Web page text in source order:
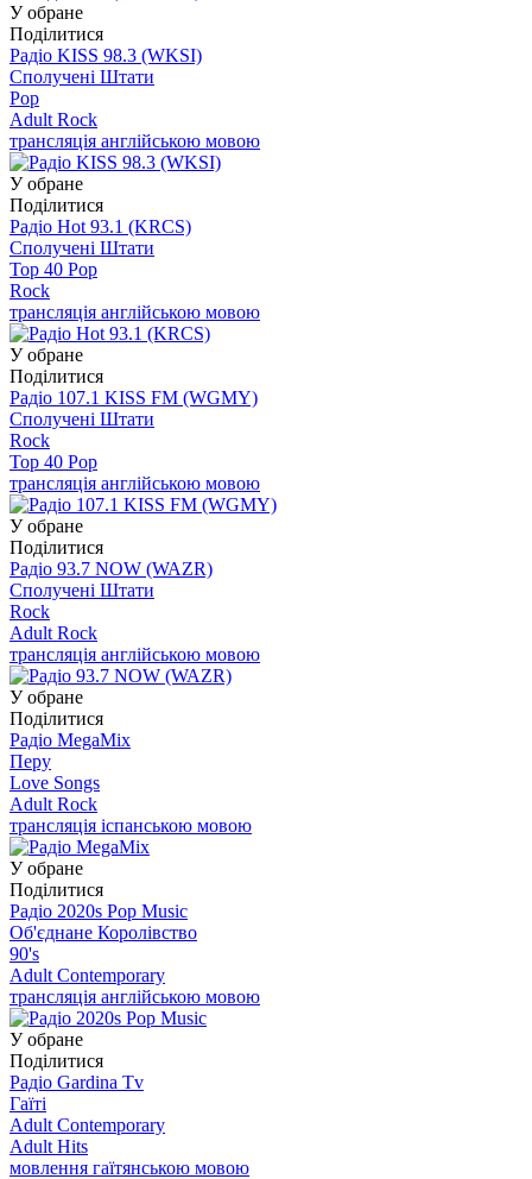
У обране
Поділитися
Радіо KISS 98.3 (WKSI)
Сполучені Штати
Pop
Adult Rock
трансляція англійською мовою
У обране
Поділитися
Радіо Hot 93.1 (KRCS)
Сполучені Штати
Top 40 Pop
Rock
трансляція англійською мовою
У обране
Поділитися
Радіо 107.1 KISS FM (WGMY)
Сполучені Штати
Rock
Top 40 Pop
трансляція англійською мовою
У обране
Поділитися
Радіо 93.7 NOW (WAZR)
Сполучені Штати
Rock
Adult Rock
трансляція англійською мовою
У обране
Поділитися
Радіо MegaMix
Перу
Love Songs
Adult Rock
трансляція іспанською мовою
У обране
Поділитися
Радіо 2020s Pop Music
Об'єднане Королівство
90's
Adult Contemporary
трансляція англійською мовою
У обране
Поділитися
Радіо Gardina Tv
Гаїті
Adult Contemporary
Adult Hits
мовлення гаїтянською мовою